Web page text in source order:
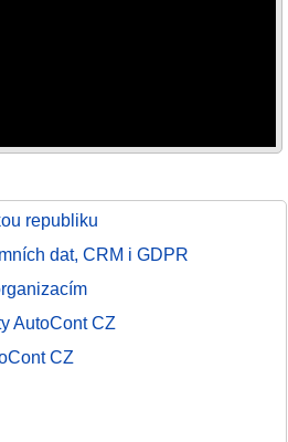
republiku
dat, CRM i GDPR
AutoCont CZ
CZ